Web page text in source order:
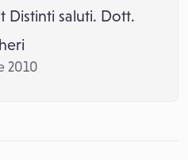
Distinti saluti. Dott.
2010